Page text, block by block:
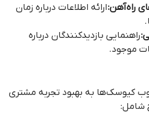
راه‌آهن:ارائه اطلاعات درباره زمان
راهنمایی بازدیدکنندگان درباره
موجود.
وب کیوسک‌ها به بهبود تجربه مشتری
شامل: